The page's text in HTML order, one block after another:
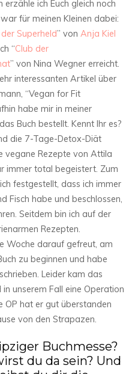
ich Euch gleich noch
für meinen Kleinen dabei:
Superheld” von Anja Kiel
“Club der
” von Nina Wegner erreicht.
interessanten Artikel über
“Vegan for Fit
habe mir in meiner
Buch bestellt. Kennt Ihr es?
die 7-Tage-Detox-Diät
vegane Rezepte von Attila
immer total begeistert. Zum
festgestellt, dass ich immer
Fisch habe und beschlossen,
Seitdem bin ich auf der
Rezepten.
Woche darauf gefreut, am
zu beginnen und habe
Leider kam das
unserem Fall eine Operation
OP hat er gut überstanden
von den Strapazen.
Buchmesse?
du da sein? Und